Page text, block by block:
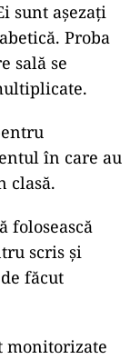
sunt așezați
Proba
sală se
în care au
clasă.
folosească
scris și
făcut
monitorizate